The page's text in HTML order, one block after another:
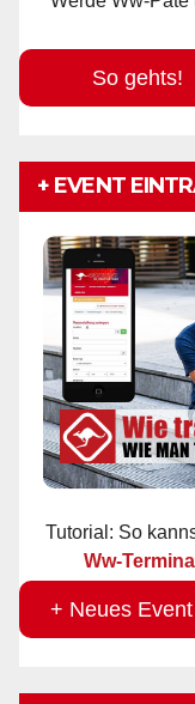
So
+ EVENT
Tutorial: So
Ww-
+ Neues